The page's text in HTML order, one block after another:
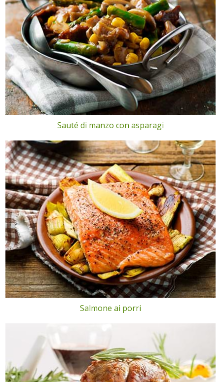
Sauté di manzo con asparagi
Salmone ai porri